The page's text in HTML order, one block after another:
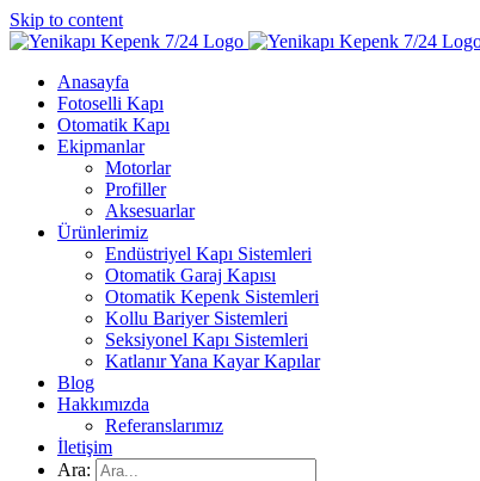
Skip to content
Anasayfa
Fotoselli Kapı
Otomatik Kapı
Ekipmanlar
Motorlar
Profiller
Aksesuarlar
Ürünlerimiz
Endüstriyel Kapı Sistemleri
Otomatik Garaj Kapısı
Otomatik Kepenk Sistemleri
Kollu Bariyer Sistemleri
Seksiyonel Kapı Sistemleri
Katlanır Yana Kayar Kapılar
Blog
Hakkımızda
Referanslarımız
İletişim
Ara: